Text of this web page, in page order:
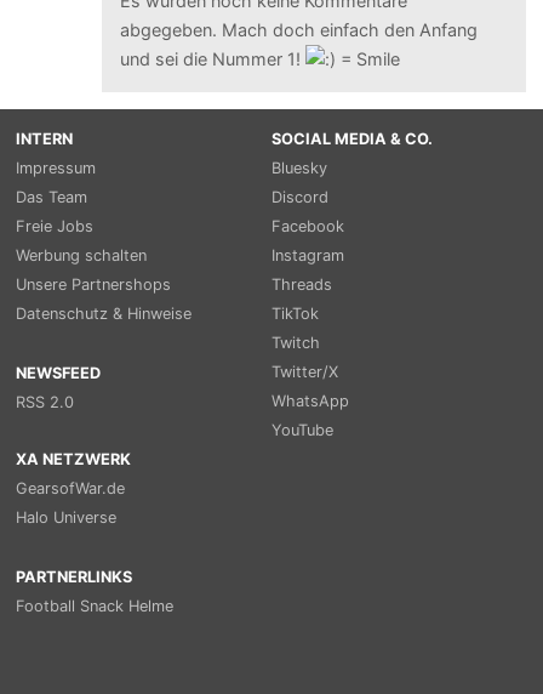
abgegeben. Mach doch einfach den Anfang
und sei die Nummer 1!
INTERN
Impressum
Das Team
Freie Jobs
Werbung schalten
Unsere Partnershops
Datenschutz & Hinweise
NEWSFEED
RSS 2.0
SOCIAL MEDIA & CO.
Bluesky
Discord
Facebook
Instagram
Threads
TikTok
Twitch
Twitter/X
WhatsApp
YouTube
XA NETZWERK
GearsofWar.de
Halo Universe
PARTNERLINKS
Football Snack Helme